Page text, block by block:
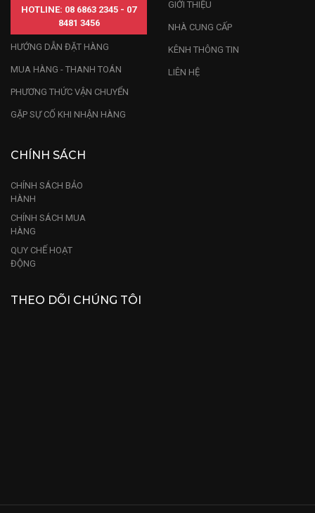
HOTLINE: 08 6863 2345 - 07
8481 3456
HƯỚNG DẪN ĐẶT HÀNG
MUA HÀNG - THANH TOÁN
PHƯƠNG THỨC VẬN CHUYỂN
GẶP SỰ CỐ KHI NHẬN HÀNG
GIỚI THIỆU
NHÀ CUNG CẤP
KÊNH THÔNG TIN
LIÊN HỆ
CHÍNH SÁCH
CHÍNH SÁCH BẢO
HÀNH
CHÍNH SÁCH MUA
HÀNG
QUY CHẾ HOẠT
ĐỘNG
THEO DÕI CHÚNG TÔI